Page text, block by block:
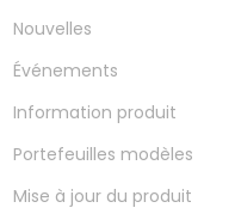
Nouvelles
Événements
Information produit
Portefeuilles modèles
Mise à jour du produit